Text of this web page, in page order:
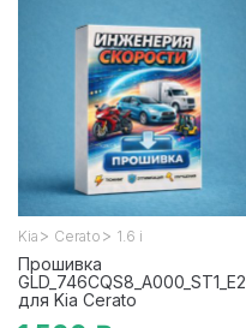
Kia > Cerato > 1.6 i
Прошивка
GLD_746CQS8_A000_ST1_E2
для Kia Cerato